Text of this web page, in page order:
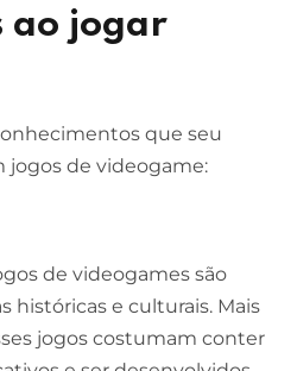
ao jogar
que seu
jogos de videogame:
de videogames são
históricas e culturais. Mais
jogos costumam conter